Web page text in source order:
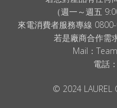
（週一～週五
來電消費者服務專線
若是廠商合作需
Mail：
電話：
© 2024 LAUREL